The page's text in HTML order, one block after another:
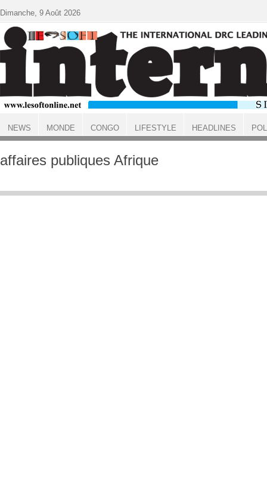
ACCUEIL
affaires publiques Afrique
Dimanche, 9 Août 2026
NEWS MONDE CONGO LIFESTYLE HEADLINES